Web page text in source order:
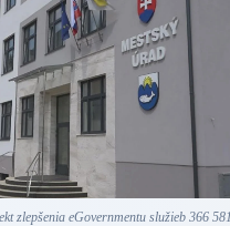
zlepšenia eGovernmentu služieb 366